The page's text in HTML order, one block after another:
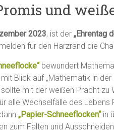
und
2023, ist der „Ehrentag
für den Harzrand die
bewundert
Blick auf „Mathematik in der
mit der weißen Pracht zu
alle Wechselfälle des Lebens
„Papier-Schneeflocken“in
zum Falten und